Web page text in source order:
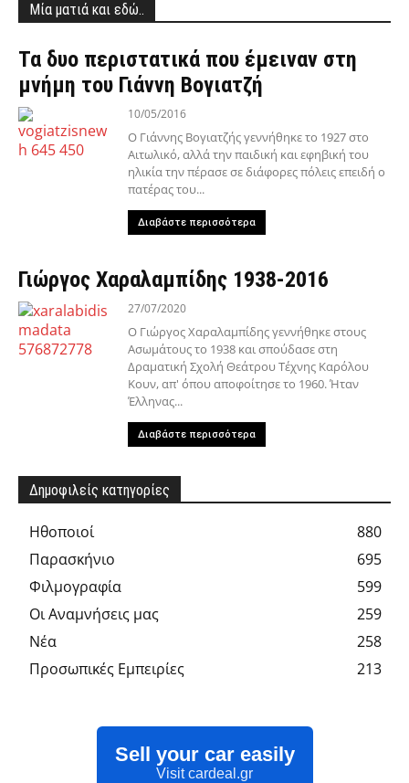
Μία ματιά και εδώ..
Τα δυο περιστατικά που έμειναν στη
μνήμη του Γιάννη Βογιατζή
10/05/2016
Ο Γιάννης Βογιατζής γεννήθηκε το 1927 στο
Αιτωλικό, αλλά την παιδική και εφηβική του
ηλικία την πέρασε σε διάφορες πόλεις επειδή ο
πατέρας του...
Διαβάστε περισσότερα
Γιώργος Χαραλαμπίδης 1938-2016
27/07/2020
Ο Γιώργος Χαραλαμπίδης γεννήθηκε στους
Ασωμάτους το 1938 και σπούδασε στη
Δραματική Σχολή Θεάτρου Τέχνης Καρόλου
Κουν, απ' όπου αποφοίτησε το 1960. Ήταν
Έλληνας...
Διαβάστε περισσότερα
Δημοφιλείς κατηγορίες
Hθοποιοί
880
Παρασκήνιο
695
Φιλμογραφία
599
Οι Αναμνήσεις μας
259
Νέα
258
Προσωπικές Εμπειρίες
213
Sell your car easily
Visit cardeal.gr